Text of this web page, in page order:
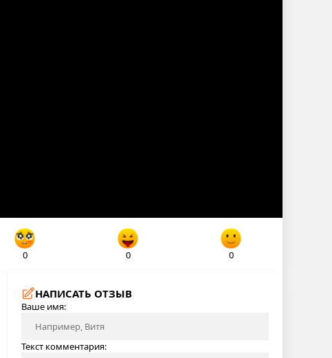
0 0 0
НАПИСАТЬ ОТЗЫВ
Ваше имя:
Текст комментария: